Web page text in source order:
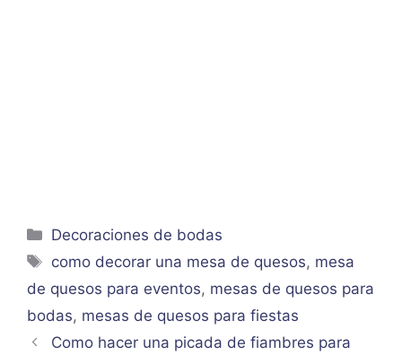
Categorías
Decoraciones de bodas
Etiquetas
como decorar una mesa de quesos, mesa
de quesos para eventos, mesas de quesos para
bodas, mesas de quesos para fiestas
Como hacer una picada de fiambres para